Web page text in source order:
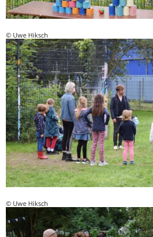
© Uwe Hiksch
© Uwe Hiksch